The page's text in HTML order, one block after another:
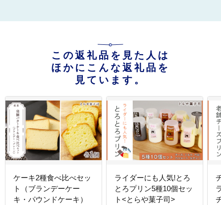
この返礼品を見た人は
ほかにこんな返礼品を
見ています。
ケーキ2種食べ比べセッ
ト（ブランデーケー
キ・パウンドケーキ）
ライダーにも人気!とろ
とろプリン5種10個セッ
ト<とらや菓子司>